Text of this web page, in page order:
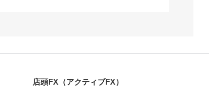
店頭FX （アクティブFX）